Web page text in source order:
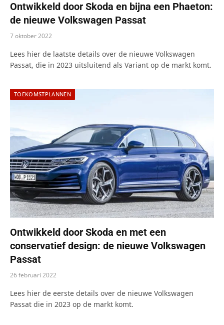
Ontwikkeld door Skoda en bijna een Phaeton:
de nieuwe Volkswagen Passat
7 oktober 2022
Lees hier de laatste details over de nieuwe Volkswagen
Passat, die in 2023 uitsluitend als Variant op de markt komt.
TOEKOMSTPLANNEN
Ontwikkeld door Skoda en met een
conservatief design: de nieuwe Volkswagen
Passat
26 februari 2022
Lees hier de eerste details over de nieuwe Volkswagen
Passat die in 2023 op de markt komt.